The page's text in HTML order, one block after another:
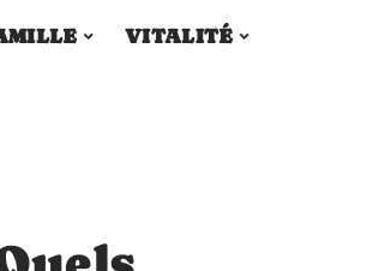
VITALITÉ